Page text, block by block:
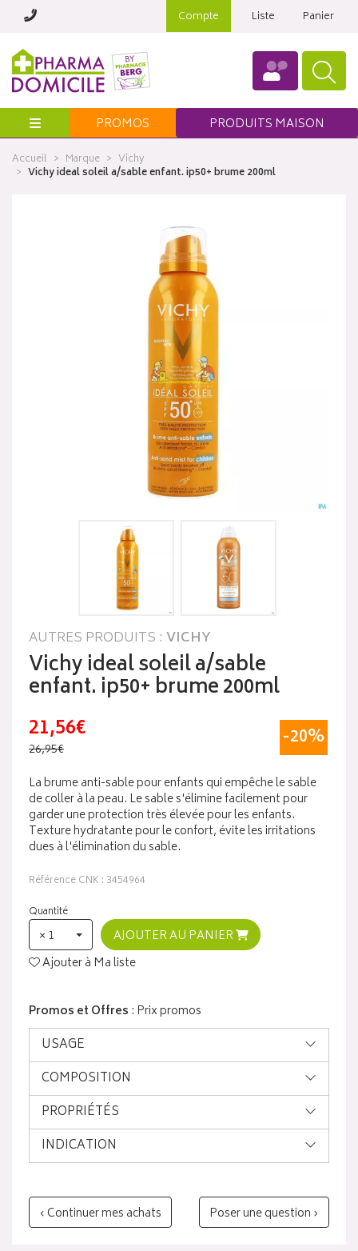
Compte Liste Panier
Menu PROMOS PRODUITS MAISON
Accueil Marque
Vichy
Vichy ideal soleil a/sable enfant. ip50+ brume 200ml
AUTRES PRODUITS : VICHY
Vichy ideal soleil a/sable
enfant. ip50+ brume 200ml
-20%
21,56€
26,95€
La brume anti-sable pour enfants qui empêche le sable
de coller à la peau. Le sable s'élimine facilement pour
garder une protection très élevée pour les enfants.
Texture hydratante pour le confort, évite les irritations
dues à l'élimination du sable.
Référence CNK : 3454964
Quantité
× 1
AJOUTER AU PANIER
Ajouter à Ma liste
Promos et Offres : Prix promos
USAGE
COMPOSITION
PROPRIÉTÉS
INDICATION
‹ Continuer mes achats Poser une question ›